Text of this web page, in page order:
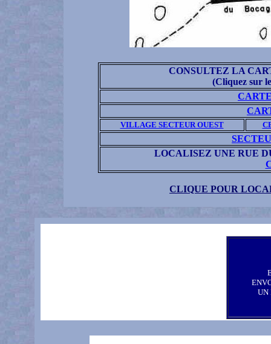
CONSULTEZ LA
(Cliquez sur
VILLAGE SECTEUR OUEST
LOCALISEZ UNE RUE
CLIQUE POUR
UN